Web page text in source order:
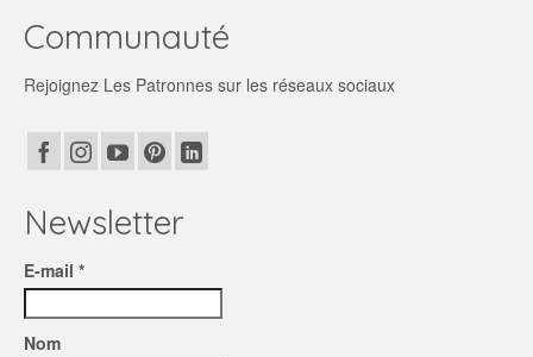
Communauté
Rejoignez Les Patronnes sur les réseaux sociaux
Newsletter
E-mail *
Nom